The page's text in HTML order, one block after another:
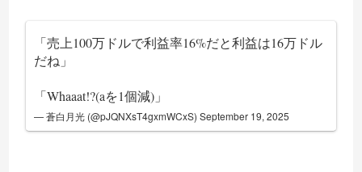
「売上100万ドルで利益率16%だと利益は16万ドル
だね」
「Whaaat!?(aを1個減)」
— 蒼白月光 (@pJQNXsT4gxmWCxS)September 19, 2025